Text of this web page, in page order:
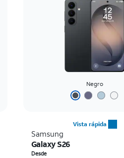
Negro
Vista rápida
Samsung
Galaxy S26
Desde